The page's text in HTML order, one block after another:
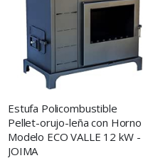
Estufa Policombustible
Pellet-orujo-leña con Horno
Modelo ECO VALLE 12 kW -
JOIMA